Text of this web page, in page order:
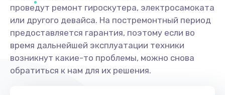
проведут ремонт гироскутера, электросамоката
или другого девайса. На постремонтный период
предоставляется гарантия, поэтому если во
время дальнейшей эксплуатации техники
возникнут какие-то проблемы, можно снова
обратиться к нам для их решения.